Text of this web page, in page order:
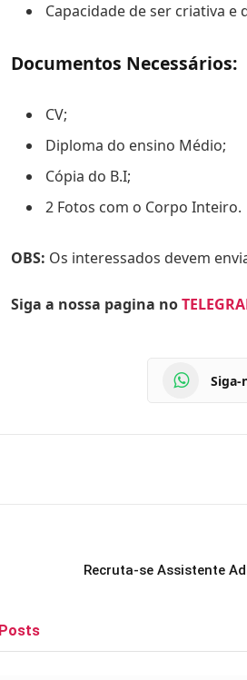
Capacidade de ser criativa
Documentos Necessários:
CV;
Diploma do ensino Médio;
Cópia do B.I;
2 Fotos com o Corpo Inteiro.
OBS: Os interessados devem
Siga a nossa pagina no
Siga-
Recruta-se Assistente
Posts